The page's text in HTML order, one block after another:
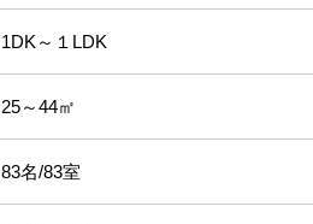
1DK～１LDK
25～44㎡
83名/83室